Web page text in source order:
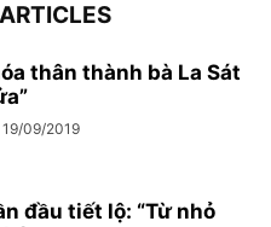
thân thành bà La Sát
19/09/2019
đầu tiết lộ: “Từ nhỏ